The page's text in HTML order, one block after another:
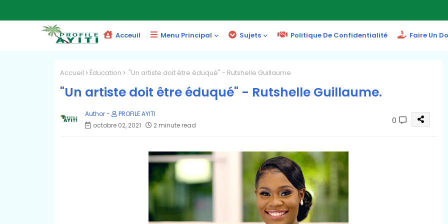
Acceuil Menu Principal Sujets Politique De Confidentialité Faire Un
Accueil Éducation "Un artiste doit être éduqué" - Rutshelle Guillaume.
"Un artiste doit être éduqué" - Rutshelle Guillaume.
PROFILE AYITI
octobre 02, 2021
2 minute read 0